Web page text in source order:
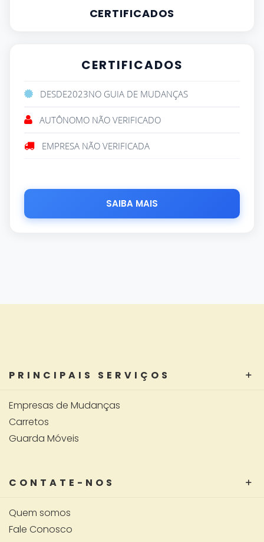
CERTIFICADOS
CERTIFICADOS
DESDE2023NO GUIA DE MUDANÇAS
AUTÔNOMO NÃO VERIFICADO
EMPRESA NÃO VERIFICADA
SAIBA MAIS
PRINCIPAIS SERVIÇOS
Empresas de Mudanças
Carretos
Guarda Móveis
CONTATE-NOS
Quem somos
Fale Conosco